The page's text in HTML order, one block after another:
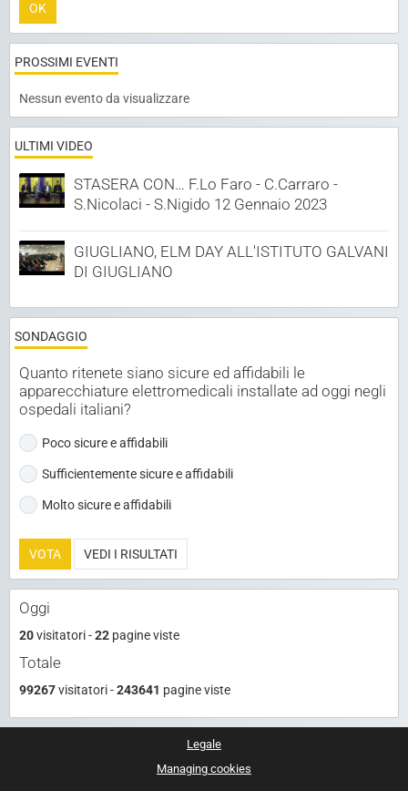
OK
PROSSIMI EVENTI
Nessun evento da visualizzare
ULTIMI VIDEO
STASERA CON… F.Lo Faro - C.Carraro -
S.Nicolaci - S.Nigido 12 Gennaio 2023
GIUGLIANO, ELM DAY ALL'ISTITUTO GALVANI
DI GIUGLIANO
SONDAGGIO
Quanto ritenete siano sicure ed affidabili le
apparecchiature elettromedicali installate ad oggi negli
ospedali italiani?
Poco sicure e affidabili
Sufficientemente sicure e affidabili
Molto sicure e affidabili
VOTA VEDI I RISULTATI
Oggi
20visitatori -22 pagine viste
Totale
99267visitatori -243641 pagine viste
Legale
Managing cookies